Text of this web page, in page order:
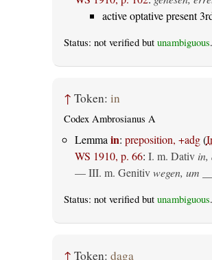
active optative present
Status: not verified but unambiguous.
↑ Token: in
Codex Ambrosianus A
Lemma in: preposition, +adg(
WS 1910, p. 66: I. m. Dativ in,
— III. m. Genitiv wegen, um
Status: not verified but unambiguous.
↑ Token: daga